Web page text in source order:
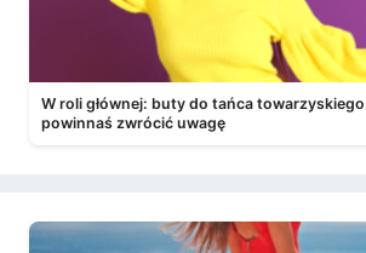
W roli głównej: buty do tańca
powinnaś zwrócić uwagę